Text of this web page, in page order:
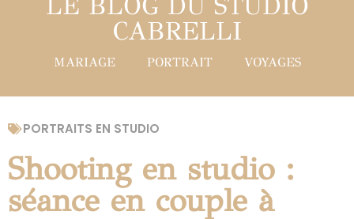
CABRELLI
MARIAGE PORTRAIT VOYAGES
PORTRAITS EN STUDIO
Shooting en studio :
séance en couple à